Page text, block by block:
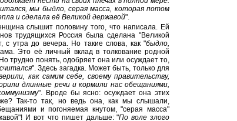
мы быдло, серая масса, которая потом
и сделала её Великой державой".
слышит половину того, что написала. Ей
трудящихся Россия была сделана "Великой
с утра до вечера. Но такие слова, как "быдло,
Это её личный вклад в толкование родной
трудно понять, одобряет она или осуждает то,
". Здесь загадка. Может быть, только для
как самим себе, своему правительству,
длинные речи и кормили нас обещаниями,
". Вроде бы ясно: осуждает она этих
Так-то так, но ведь она, как мы слышали,
и погоняемая кнутом, "серая масса"
И вот что пишет дальше: "По воле злого